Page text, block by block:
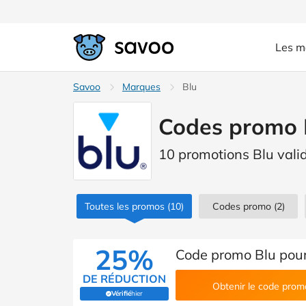
Les
Savoo Marques Blu
Codes
10 promotions Blu
Toutes les promos (10) Codes promo(2)
25%
DE RÉDUCTION
Vérifiéhier
(Vérifié par Savoo)
Code promo Blu
Obtenir le code